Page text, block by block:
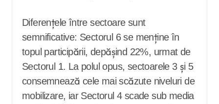
Diferențele între sectoare sunt
semnificative: Sectorul 6 se menține în
topul participării, depășind 22%, urmat de
Sectorul 1. La polul opus, sectoarele 3 și 5
consemnează cele mai scăzute niveluri de
mobilizare, iar Sectorul 4 scade sub media